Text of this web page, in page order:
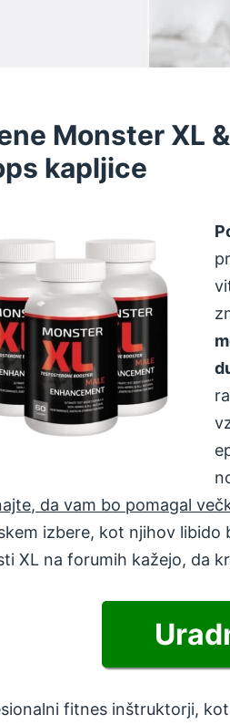
Monster XL
kapljice
da vam bo pomagal
izbere, kot njihov
XL na forumih kažejo, da
fitnes inštruktorji,